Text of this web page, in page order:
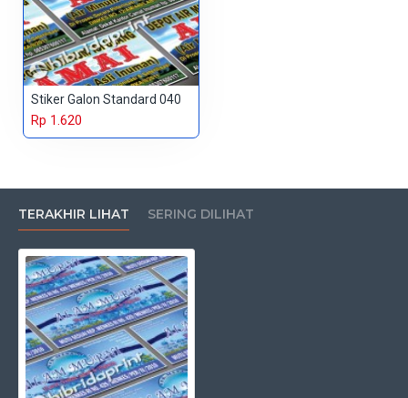
Stiker Galon Standard 040
Rp 1.620
TERAKHIR LIHAT SERING DILIHAT